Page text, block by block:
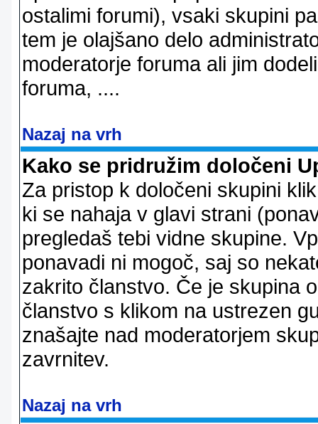
ostalimi forumi), vsaki skupini
tem je olajšano delo
moderatorje foruma ali jim
foruma, ....
Nazaj na vrh
Kako se pridružim določeni
Za pristop k določeni skupini
ki se nahaja v glavi strani
pregledaš tebi vidne skupine.
ponavadi ni mogoč, saj so
zakrito članstvo. Če je skupina
članstvo s klikom na ustrezen
znašajte nad moderatorjem
zavrnitev.
Nazaj na vrh